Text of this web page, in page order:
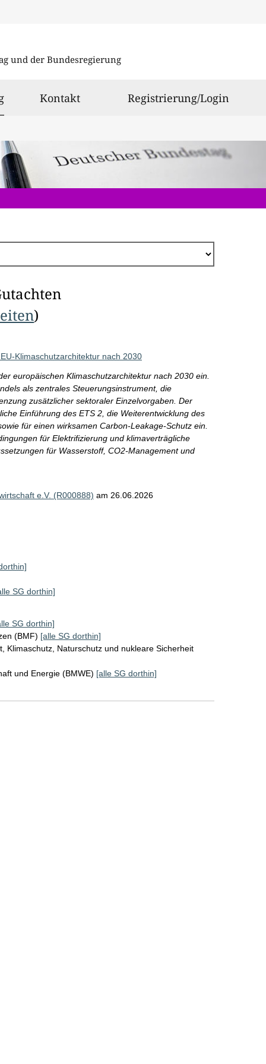
und der Bundesregierung
ausgewählt
Kontakt Registrierung/Login
)
Klimaschutzarchitektur nach 2030
europäischen Klimaschutzarchitektur nach 2030 ein.
als zentrales Steuerungsinstrument, die
zusätzlicher sektoraler Einzelvorgaben. Der
Einführung des ETS 2, die Weiterentwicklung des
für einen wirksamen Carbon-Leakage-Schutz ein.
für Elektrifizierung und klimaverträgliche
für Wasserstoff, CO2-Management und
e.V. (R000888) am 26.06.2026
SG dorthin]
SG dorthin]
(BMF) [alle SG dorthin]
Klimaschutz, Naturschutz und nukleare Sicherheit
und Energie (BMWE) [alle SG dorthin]